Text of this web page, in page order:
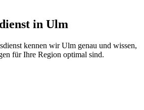
in Ulm
kennen wirUlm genau und wissen,
für Ihre Region optimal sind.